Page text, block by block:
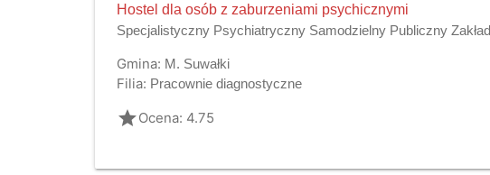
Hostel dla osób z zaburzeniami psychicznymi
Specjalistyczny Psychiatryczny Samodzielny Publiczny
Gmina: M. Suwałki
Filia: Pracownie diagnostyczne
gradeOcena: 4.75